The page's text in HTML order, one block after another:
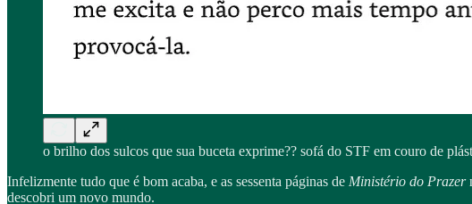
o brilho dos sulcos que sua buceta exprime?? sofá do STF em couro de
Infelizmente tudo que é bom acaba, e as sessenta páginas de Ministério do Prazer
descobri um novo mundo.